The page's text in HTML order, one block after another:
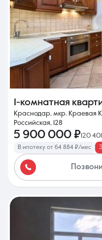
1-комнатная
Краснодар, мкр. Краевая
Российская, 128
5 900 000 ₽ 120
В ипотеку от 64 884 ₽/мес